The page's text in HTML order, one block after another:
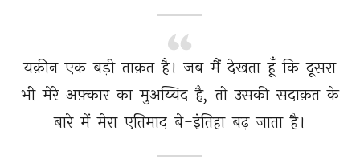
यक़ीन एक बड़ी ताक़त है। जब मैं देखता हूँ कि दूसरा
भी मेरे अफ़्कार का मुअय्यिद है, तो उसकी सदाक़त के
बारे में मेरा एतिमाद बे-इंतिहा बढ़ जाता है।